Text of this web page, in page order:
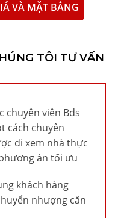
VÀ MẶT BẰNG
TÔI TƯ VẤN
chuyên viên Bđs
cách chuyên
đi xem nhà thực
án tối ưu
khách hàng
nhượng căn